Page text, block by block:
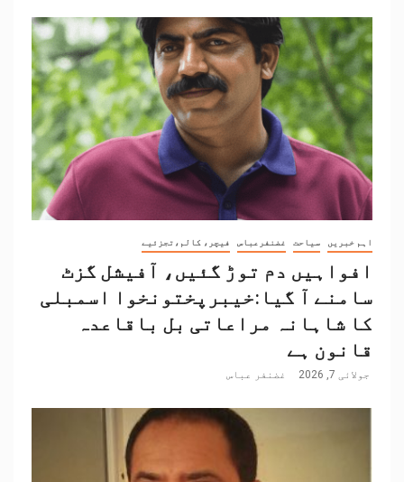
اہم خبریں سیاحت غضنفرعباس فیچر، کالم،تجزئیے
افواہیں دم توڑ گئیں، آفیشل گزٹ
سامنے آ گیا:خیبرپختونخوا اسمبلی
کا شاہانہ مراعاتی بل باقاعدہ
قانون ہے
جولائی 7, 2026 غضنفر عباس